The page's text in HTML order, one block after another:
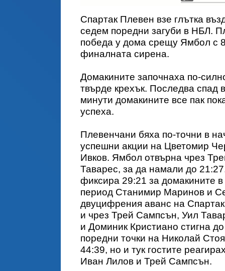
Спартак Плевен взе глътка
седем поредни загуби в НБЛ.
победа у дома срещу Ямбол с
финалната сирена.
Домакините започнаха по-
твърде крехък. Последва спад
минути домакините все пак
успеха.
Плевенчани бяха по-точни в
успешни акции на Цветомир
Ивков. Ямбол отвърна чрез
Таварес, за да намали до
фиксира 29:21 за домакините
период Станимир Маринов и
двуцифрения аванс на
и чрез Трей Сампсън, Уил
и Доминик Кристиано стигна
поредни точки на Николай
44:39, но и тук гостите
Иван Лилов и Трей Сампсън.